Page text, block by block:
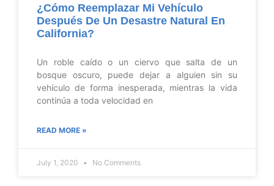
¿Cómo Reemplazar Mi Vehículo
Después De Un Desastre Natural En
California?
Un roble caído o un ciervo que salta de un
bosque oscuro, puede dejar a alguien sin su
vehículo de forma inesperada, mientras la vida
continúa a toda velocidad en
READ MORE »
July 1, 2020 No Comments